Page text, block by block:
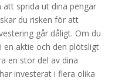
att sprida ut dina pengar
du risken för att
går dåligt. Om du
en aktie och den plötsligt
en stor del av dina
investerat i flera olika